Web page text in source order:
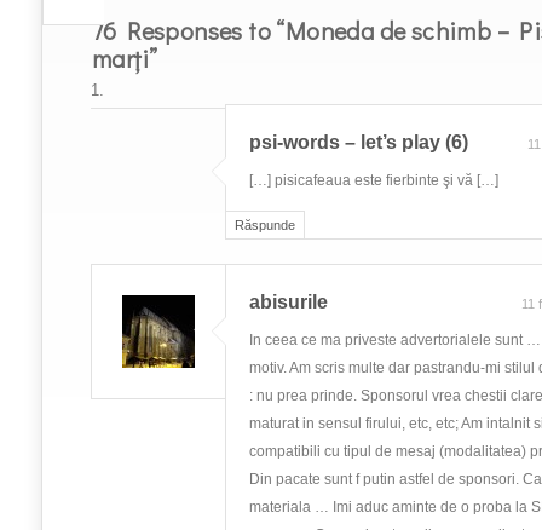
76 Responses to “Moneda de schimb –
marți”
Răspunde
psi-words – let’s play (6)
[…] pisicafeaua este fierbinte şi vă […]
abisurile 11
In ceea ce ma priveste advertorialele sunt
motiv. Am scris multe dar pastrandu-mi stilul
: nu prea prinde. Sponsorul vrea chestii
maturat in sensul firului, etc, etc; Am intalnit
compatibili cu tipul de mesaj (modalitatea)
Din pacate sunt f putin astfel de sponsori.
materiala … Imi aduc aminte de o proba la